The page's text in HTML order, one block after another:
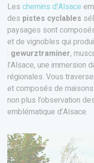
Les chemins d’Alsace
des pistes cyclables
paysages sont
et de vignobles qui
: gewurztraminer,
l’Alsace, une immersion
régionales. Vous
et composés de
non plus l’observation
emblématique d’Alsace.